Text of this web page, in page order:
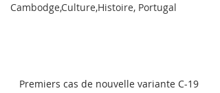
Cambodge,Culture,Histoire, Portugal
Premiers cas de nouvelle variante C-19